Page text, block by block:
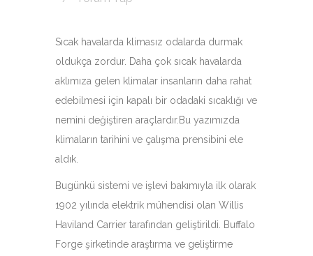
Sıcak havalarda klimasız odalarda durmak
oldukça zordur. Daha çok sıcak havalarda
aklımıza gelen klimalar insanların daha rahat
edebilmesi için kapalı bir odadaki sıcaklığı ve
nemini değiştiren araçlardır.Bu yazımızda
klimaların tarihini ve çalışma prensibini ele
aldık.
Bugünkü sistemi ve işlevi bakımıyla ilk olarak
1902 yılında elektrik mühendisi olan Willis
Haviland Carrier tarafından geliştirildi. Buffalo
Forge şirketinde araştırma ve geliştirme